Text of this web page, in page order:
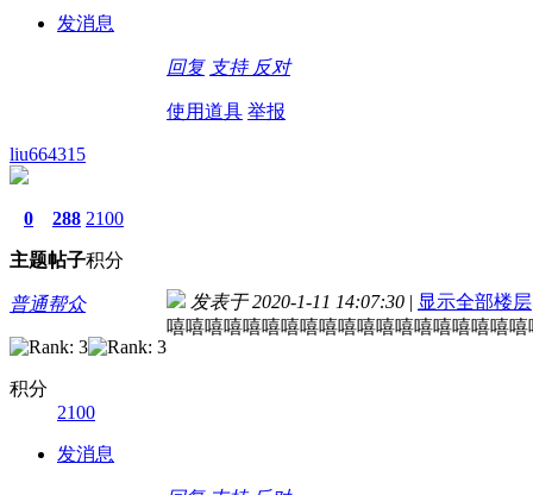
发消息
回复 支持 反对
使用道具 举报
liu664315
0
主题
288
帖子
2100
积分
普通帮众
积分
2100
发消息
发表于 2020-1-11 14:07:30 | 显示全部楼层
嘻嘻嘻嘻嘻嘻嘻嘻嘻嘻嘻嘻嘻嘻嘻嘻嘻嘻